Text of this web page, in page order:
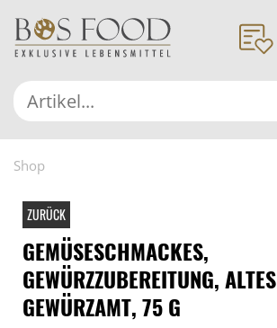
Shop
ZURÜCK
GEMÜSESCHMACKES,
GEWÜRZZUBEREITUNG, ALTES
GEWÜRZAMT, 75 G